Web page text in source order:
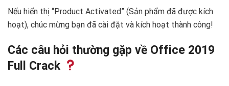
Nếu hiển thị “Product Activated” (Sản phẩm đã được kích
hoạt), chúc mừng bạn đã cài đặt và kích hoạt thành công!
Các câu hỏi thường gặp về Office 2019
Full Crack